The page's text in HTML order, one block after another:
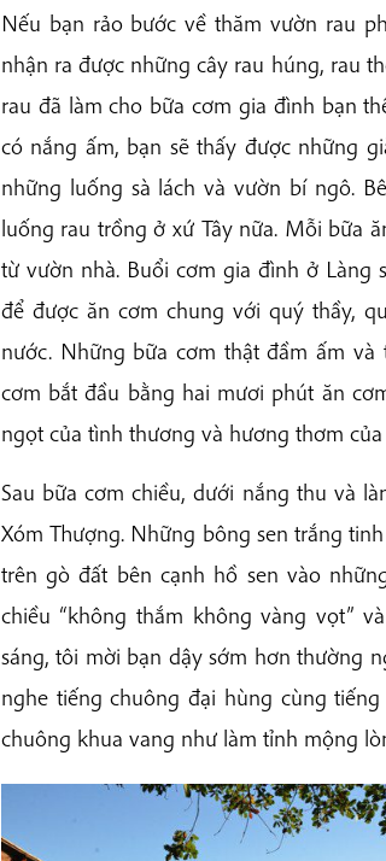
Nếu bạn rảo bước về thăm vườn rau
nhận ra được những cây rau húng, rau
rau đã làm cho bữa cơm gia đình bạn
có nắng ấm, bạn sẽ thấy được những
những luống sà lách và vườn bí ngô.
luống rau trồng ở xứ Tây nữa. Mỗi bữa
từ vườn nhà. Buổi cơm gia đình ở
để được ăn cơm chung với quý thầy,
nước. Những bữa cơm thật đầm ấm
cơm bắt đầu bằng hai mươi phút ăn
ngọt của tình thương và hương thơm
Sau bữa cơm chiều, dưới nắng thu và
Xóm Thượng. Những bông sen trắng
trên gò đất bên cạnh hồ sen vào
chiều “không thắm không vàng vọt”
sáng, tôi mời bạn dậy sớm hơn thường
nghe tiếng chuông đại hùng cùng
chuông khua vang như làm tỉnh mộng